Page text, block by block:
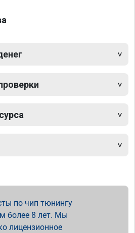
по чип тюнингу
более 8 лет. Мы
лицензионное